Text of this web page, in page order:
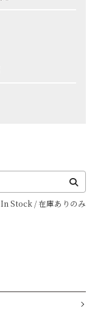
In Stock / 在庫ありのみ